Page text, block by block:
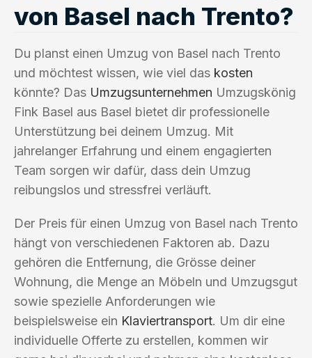
von Basel nach Trento?
Du planst einen Umzug von Basel nach Trento
und möchtest wissen, wie viel das kosten
könnte? Das Umzugsunternehmen Umzugskönig
Fink Basel aus Basel bietet dir professionelle
Unterstützung bei deinem Umzug. Mit
jahrelanger Erfahrung und einem engagierten
Team sorgen wir dafür, dass dein Umzug
reibungslos und stressfrei verläuft.
Der Preis für einen Umzug von Basel nach Trento
hängt von verschiedenen Faktoren ab. Dazu
gehören die Entfernung, die Grösse deiner
Wohnung, die Menge an Möbeln und Umzugsgut
sowie spezielle Anforderungen wie
beispielsweise ein Klaviertransport. Um dir eine
individuelle Offerte zu erstellen, kommen wir